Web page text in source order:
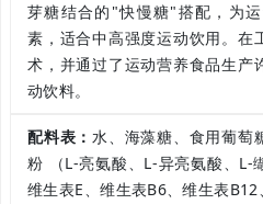
芽糖结合的"快慢糖"搭配，为
素，适合中高强度运动饮用。在
术，并通过了运动营养食品生产
动饮料。
配料表：水、海藻糖、食用葡萄
粉 （L-亮氨酸、L-异亮氨酸、L-
维生表E、维生表B6、维生表B12